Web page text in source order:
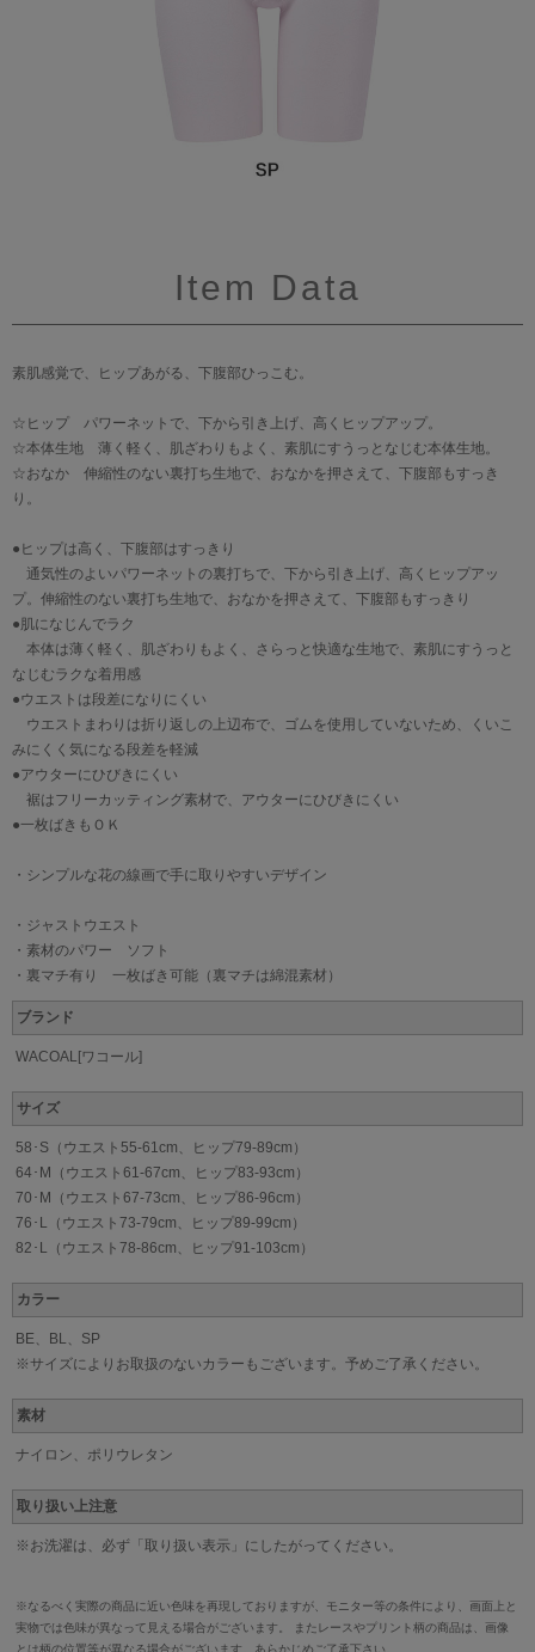
Item Data
素肌感覚で、ヒップあがる、下腹部ひっこむ。
☆ヒップ パワーネットで、下から引き上げ、高くヒップアップ。
☆本体生地 薄く軽く、肌ざわりもよく、素肌にすうっとなじむ本体生地。
☆おなか 伸縮性のない裏打ち生地で、おなかを押さえて、下腹部もすっき
り。
●ヒップは高く、下腹部はすっきり
通気性のよいパワーネットの裏打ちで、下から引き上げ、高くヒップアッ
プ。伸縮性のない裏打ち生地で、おなかを押さえて、下腹部もすっきり
●肌になじんでラク
本体は薄く軽く、肌ざわりもよく、さらっと快適な生地で、素肌にすうっと
なじむラクな着用感
●ウエストは段差になりにくい
ウエストまわりは折り返しの上辺布で、ゴムを使用していないため、くいこ
みにくく気になる段差を軽減
●アウターにひびきにくい
裾はフリーカッティング素材で、アウターにひびきにくい
●一枚ばきもＯＫ
・シンプルな花の線画で手に取りやすいデザイン
・ジャストウエスト
・素材のパワー ソフト
・裏マチ有り 一枚ばき可能（裏マチは綿混素材）
ブランド
WACOAL[ワコール]
サイズ
58･S（ウエスト55-61cm、ヒップ79-89cm）
64･M（ウエスト61-67cm、ヒップ83-93cm）
70･M（ウエスト67-73cm、ヒップ86-96cm）
76･L（ウエスト73-79cm、ヒップ89-99cm）
82･L（ウエスト78-86cm、ヒップ91-103cm）
カラー
BE、BL、SP
※サイズによりお取扱のないカラーもございます。予めご了承ください。
素材
ナイロン、ポリウレタン
取り扱い上注意
※お洗濯は、必ず「取り扱い表示」にしたがってください。
※なるべく実際の商品に近い色味を再現しておりますが、モニター等の条件により、画面上と
実物では色味が異なって見える場合がございます。 またレースやプリント柄の商品は、画像
とは柄の位置等が異なる場合がございます。あらかじめご了承下さい。